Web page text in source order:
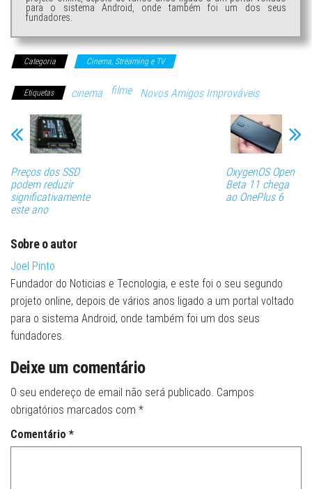
para o sistema Android, onde também foi um dos seus
fundadores.
Categoria Cinema, Streaming e TV
Etiquetas cinema filme Novos Amigos Improváveis
Preços dos SSD
podem reduzir
significativamente
este ano
OxygenOS Open
Beta 11 chega
ao OnePlus 6
Sobre o autor
Joel Pinto
Fundador do Noticias e Tecnologia, e este foi o seu segundo
projeto online, depois de vários anos ligado a um portal voltado
para o sistema Android, onde também foi um dos seus
fundadores.
Deixe um comentário
O seu endereço de email não será publicado. Campos
obrigatórios marcados com *
Comentário *